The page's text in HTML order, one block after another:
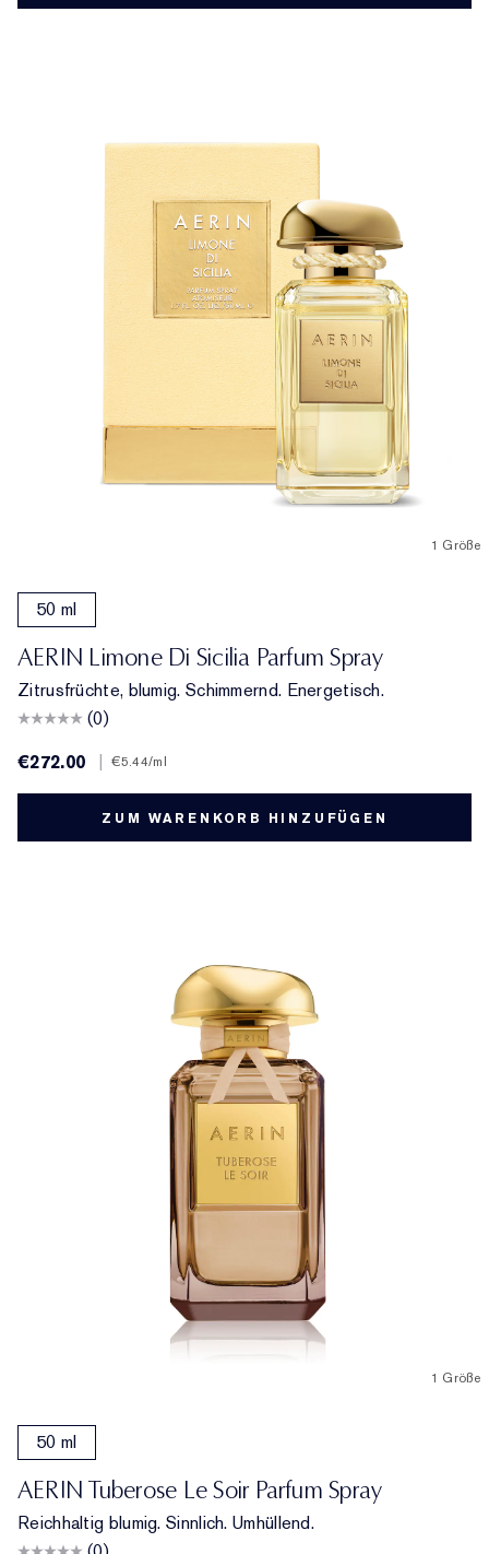
1 Größe
50 ml
AERIN Limone Di Sicilia Parfum Spray
Zitrusfrüchte, blumig. Schimmernd. Energetisch.
(0)
€272.00
€5.44/ml
ZUM WARENKORB HINZUFÜGEN
1 Größe
50 ml
AERIN Tuberose Le Soir Parfum Spray
Reichhaltig blumig. Sinnlich. Umhüllend.